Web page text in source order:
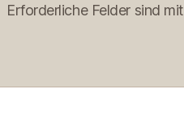
Erforderliche Felder sind mit